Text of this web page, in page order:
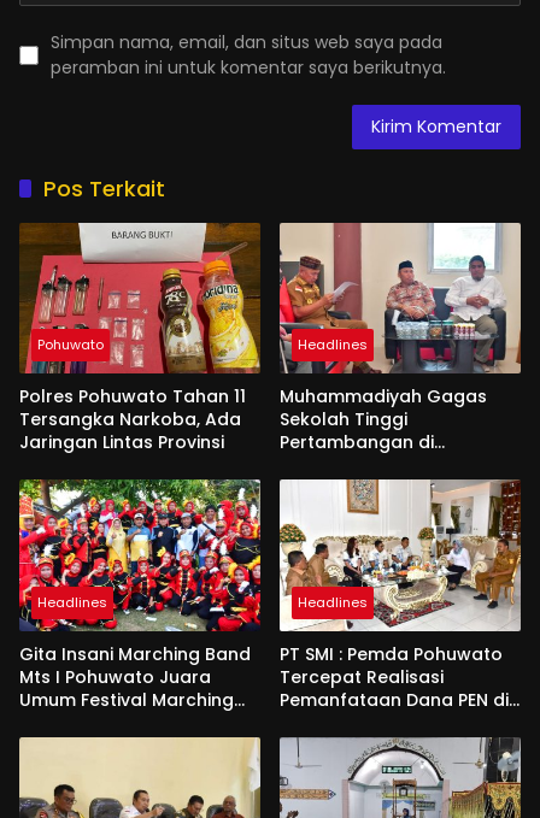
Simpan nama, email, dan situs web saya pada
peramban ini untuk komentar saya berikutnya.
Pos Terkait
Pohuwato
Polres Pohuwato Tahan 11
Tersangka Narkoba, Ada
Jaringan Lintas Provinsi
Headlines
Muhammadiyah Gagas
Sekolah Tinggi
Pertambangan di
Headlines
Gita Insani Marching Band
Mts I Pohuwato Juara
Umum Festival Marching
Headlines
PT SMI : Pemda Pohuwato
Tercepat Realisasi
Pemanfataan Dana PEN di